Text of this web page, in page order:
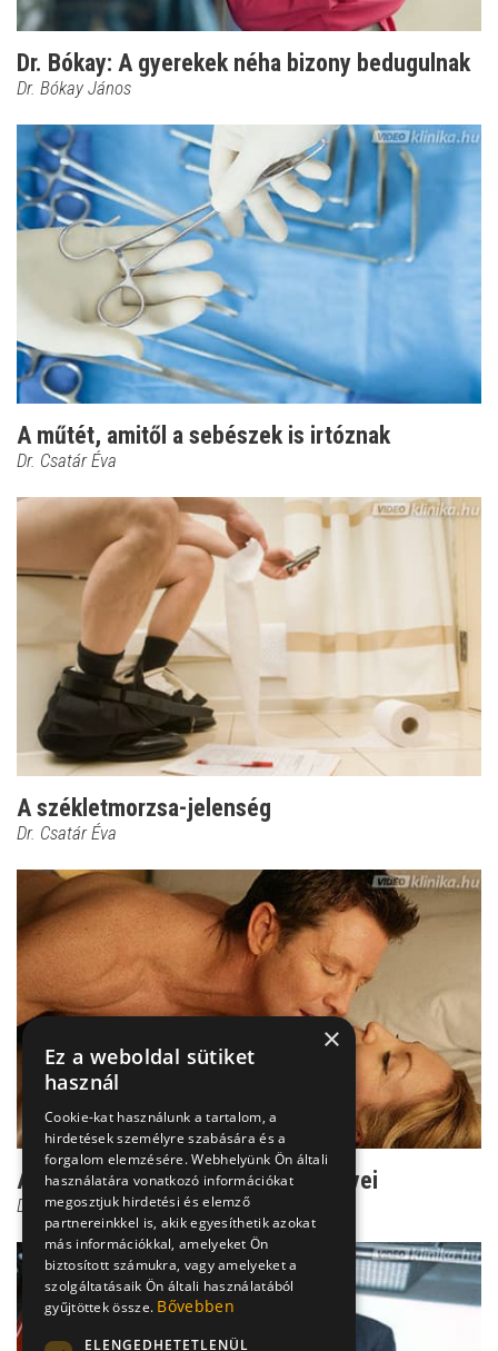
Dr. Bókay: A gyerekek néha bizony bedugulnak
Dr. Bókay János
A műtét, amitől a sebészek is irtóznak
Dr. Csatár Éva
A székletmorzsa-jelenség
Dr. Csatár Éva
Az anális szex kínos következményei
Dr. Csatár Éva
×
Ez a weboldal sütiket
használ
Cookie-kat használunk a tartalom, a
hirdetések személyre szabására és a
forgalom elemzésére. Webhelyünk Ön általi
használatára vonatkozó információkat
megosztjuk hirdetési és elemző
partnereinkkel is, akik egyesíthetik azokat
más információkkal, amelyeket Ön
biztosított számukra, vagy amelyeket a
szolgáltatásaik Ön általi használatából
gyűjtöttek össze. Bővebben
ELENGEDHETETLENÜL